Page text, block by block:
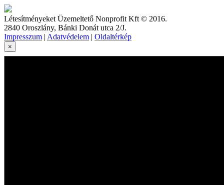
Létesítményeket Üzemeltető Nonprofit Kft © 2016.
2840 Oroszlány, Bánki Donát utca 2/J.
Impresszum | Adatvédelem | Oldaltérkép
×